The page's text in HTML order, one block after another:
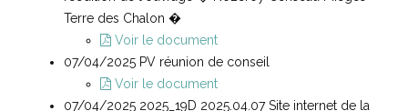
Terre des Chalon �
Voir le document
07/04/2025 PV réunion de conseil
Voir le document
07/04/2025 2025_19D 2025.04.07 Site internet de la